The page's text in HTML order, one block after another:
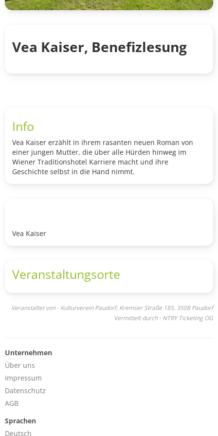
Vea Kaiser, Benefizlesung
Info
Vea Kaiser erzählt in ihrem rasanten neuen Roman von
einer jungen Mutter, die über alle Hürden hinweg im
Wiener Traditionshotel Karriere macht und ihre
Geschichte selbst in die Hand nimmt.
Vea Kaiser
Veranstaltungsorte
Veranstaltet von - Kulturverein Paudorf, Kremser Straße 185, 3508 Paudorf
Vermittelt durch - NTRY Ticketing OG
Unternehmen
Über uns
Impressum
Datenschutz
AGB
Sprachen
Deutsch